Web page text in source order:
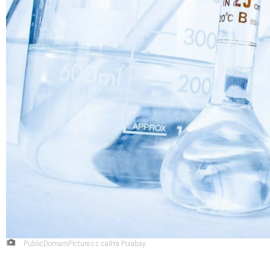
PublicDomainPictures с сайта Pixabay